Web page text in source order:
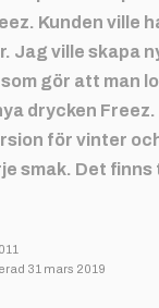
Kunden ville
Jag ville skapa
gör att man
drycken Freez.
för vinter
smak. Det
31 mars 2019